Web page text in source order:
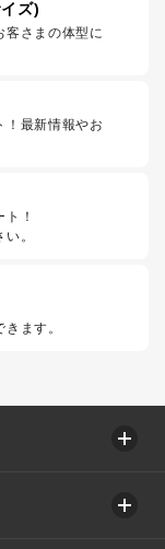
ズ)
客さまの体型に
！最新情報やお
！
。
ます。